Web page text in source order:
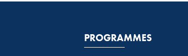
PROGRAMMES